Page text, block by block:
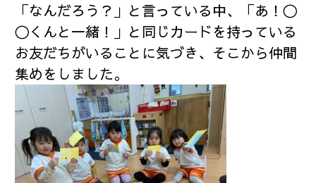
「なんだろう？」と言っている中、「あ！〇
〇くんと一緒！」と同じカードを持っている
お友だちがいることに気づき、そこから仲間
集めをしました。